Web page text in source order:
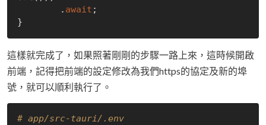
        .
await ;
這樣就完成了，如果照著剛剛的步驟一路上來，這時候開啟
前端，記得把前端的設定修改為我們https的協定及新的埠
號，就可以順利執行了。
# app/src-tauri/.env